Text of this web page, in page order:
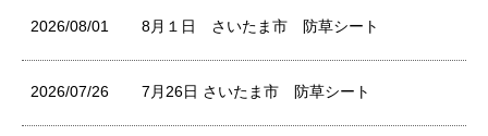
2026/08/01 8月１日 さいたま市 防草シート
2026/07/26 7月26日 さいたま市 防草シート